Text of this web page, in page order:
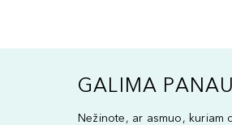
GALIMA
Nežinote, ar asmuo, kuriam